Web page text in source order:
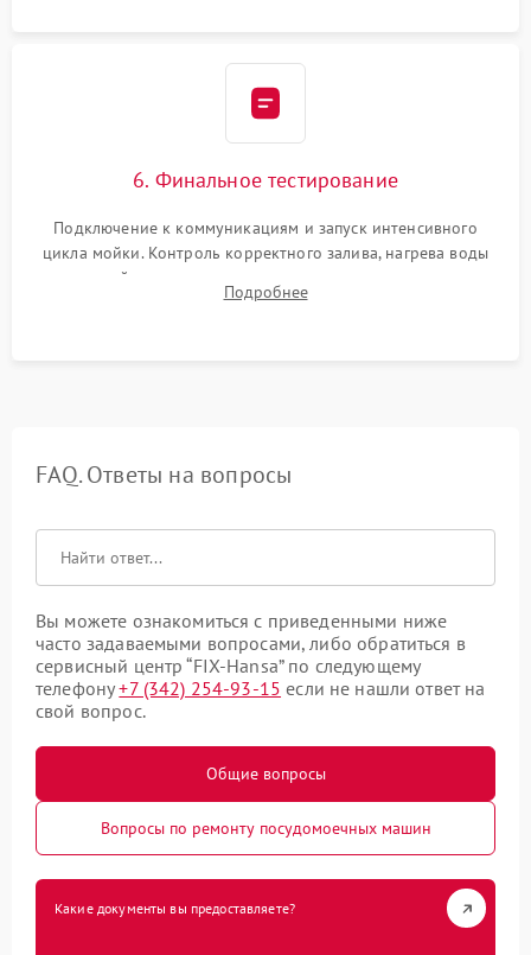
6. Финальное тестирование
Подключение к коммуникациям и запуск интенсивного
цикла мойки. Контроль корректного залива, нагрева воды
до нужной температуры, отсутствия посторонних шумов,
штатного слива и абсолютной сухости в поддоне.
Подробнее
FAQ. Ответы на вопросы
Вы можете ознакомиться с приведенными ниже
часто задаваемыми вопросами, либо обратиться в
сервисный центр “FIX-Hansa” по следующему
телефону+7 (342) 254-93-15 если не нашли ответ на
свой вопрос.
Общие вопросы
Вопросы по ремонту посудомоечных машин
Какие документы вы предоставляете?